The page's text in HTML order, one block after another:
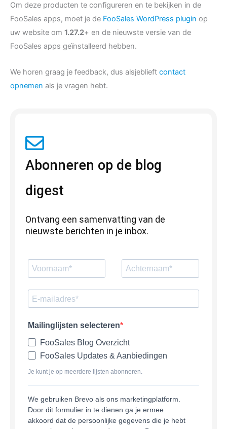
Om deze producten te configureren en te bekijken in de
FooSales apps, moet je de FooSales WordPress plugin op
uw website om 1.27.2+ en de nieuwste versie van de
FooSales apps geïnstalleerd hebben.
We horen graag je feedback, dus alsjeblieft contact
opnemen als je vragen hebt.
Abonneren op de blog
digest
Ontvang een samenvatting van de
nieuwste berichten in je inbox.
Mailinglijsten selecteren
FooSales Blog Overzicht
FooSales Updates & Aanbiedingen
Je kunt je op meerdere lijsten abonneren.
We gebruiken Brevo als ons marketingplatform.
Door dit formulier in te dienen ga je ermee
akkoord dat de persoonlijke gegevens die je hebt